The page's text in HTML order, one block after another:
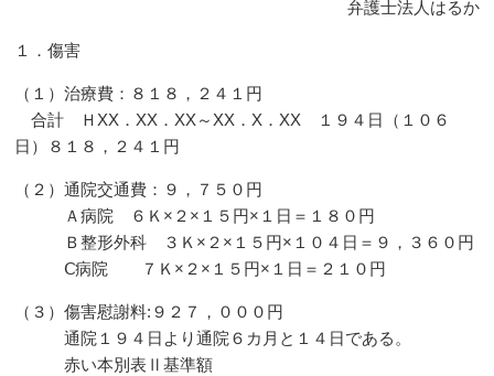
弁護士法人はるか
１．傷害
（１）治療費：８１８，２４１円
合計 ＨXX．XX．XX～XX．X．XX １９４日（１０６
日）８１８，２４１円
（２）通院交通費：９，７５０円
Ａ病院 ６Ｋ×２×１５円×１日＝１８０円
Ｂ整形外科 ３Ｋ×２×１５円×１０４日＝９，３６０円
Ⅽ病院 ７Ｋ×２×１５円×１日＝２１０円
（３）傷害慰謝料:９２７，０００円
通院１９４日より通院６カ月と１４日である。
赤い本別表Ⅱ基準額